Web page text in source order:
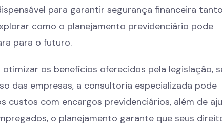
para garantir segurança financeira
como o planejamento previdenciário pode
para o futuro.
os benefícios oferecidos pela legislação,
das empresas, a consultoria especializada pode
custos com encargos previdenciários, além de
o planejamento garante que seus